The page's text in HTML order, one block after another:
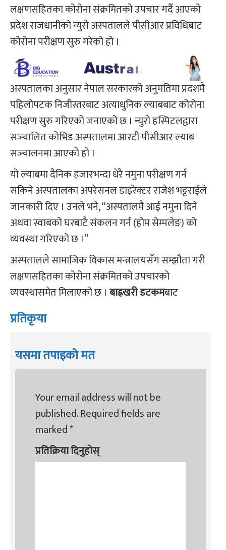
लक्षणसहितका कोरोना संक्रमितको उपचार गर्दै आएको
प्रदेश राजधानीको न्युरो अस्पतालले पीसीआर प्रविधिबाट
कोरोना परीक्षण सुरु गरेको हो ।
अस्पतालका अनुसार नेपाल सरकारको अनुमतिमा प्रदशमै
पहिलोपटक निजीस्तरबाट अत्याधुनिक ल्याबबाट कोरोना
परीक्षण सुरु गरिएको जनाएको छ । न्युरो हस्पिटलद्वारा
सञ्‍चालित कोभिड अस्पतालमा आरटी पीसीआर ल्याब
सञ्‍चालनमा आएको हो ।
यो ल्याबमा दैनिक हजारभन्दा धेरै नमुना परीक्षण गर्न
सकिने अस्पतालका अपरेसनल डाइरेक्टर राजेश भट्टराईले
जानकारी दिए । उनले भने, “अस्पतालमै आई नमुना दिने
अथवा स्वाबको घरबाटै संकलन गर्न (होम सेम्पलेङ) को
व्यवस्था गरिएको छ ।”
अस्पतालले सामाजिक विकास मन्त्रालयसँग सम्झौता गरी
लक्षणसहितका कोरोना संक्रमितको उपचारको
व्यवस्थासमेत मिलाएको छ । बाह्रखरी डटकमबाट
प्रतिकृया
यसमा तपाइको मत
Your email address will not be
published.Required fields are
marked*
प्रतिक्रिया दिनुहोस्